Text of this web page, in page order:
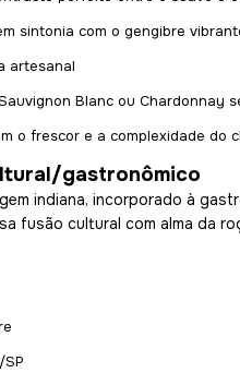
sintonia com o gengibre
artesanal
Blanc ou Chardonnay
o frescor e a complexidade do
gastronômico
indiana, incorporado à
fusão cultural com alma da